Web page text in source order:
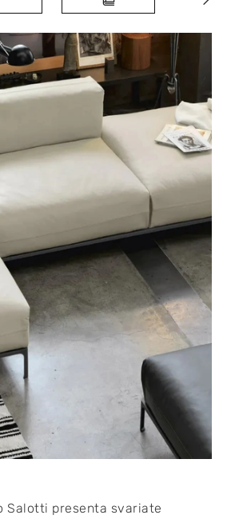
Salotti presenta svariate